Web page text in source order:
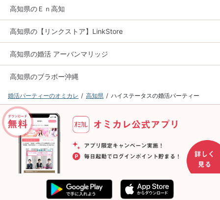
高知県のＥｎ高知
高知県の【リンクストア】LinkStore
高知県の婚活 アーバンマリッジ
高知県のブラボー沖縄
婚活パーティーのオミカレ 高知県 ハイステータスの婚活パーティー